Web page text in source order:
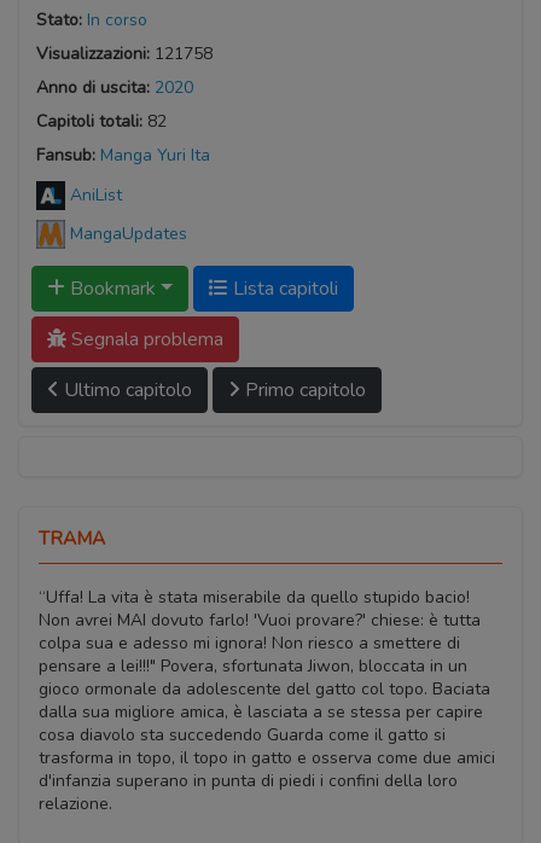
Stato: In corso
Visualizzazioni: 121758
Anno di uscita: 2020
Capitoli totali: 82
Fansub: Manga Yuri Ita
AniList
MangaUpdates
Bookmark
Lista capitoli
Segnala problema
Ultimo capitolo
Primo capitolo
TRAMA
“Uffa! La vita è stata miserabile da quello stupido bacio!
Non avrei MAI dovuto farlo! 'Vuoi provare?' chiese: è tutta
colpa sua e adesso mi ignora! Non riesco a smettere di
pensare a lei!!!" Povera, sfortunata Jiwon, bloccata in un
gioco ormonale da adolescente del gatto col topo. Baciata
dalla sua migliore amica, è lasciata a se stessa per capire
cosa diavolo sta succedendo Guarda come il gatto si
trasforma in topo, il topo in gatto e osserva come due amici
d'infanzia superano in punta di piedi i confini della loro
relazione.